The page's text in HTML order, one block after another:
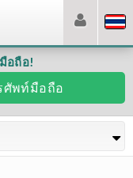
อถือ!
ศัพท์มือถือ